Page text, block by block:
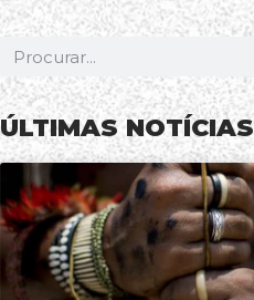
ÚLTIMAS NOTÍCIAS